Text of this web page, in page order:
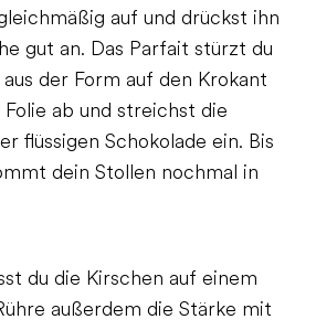
auf und drückst ihn
gut an. Das Parfait stürzt du
der Form auf den Krokant
ab und streichst die
flüssigen Schokolade ein. Bis
dein Stollen nochmal in
du die Kirschen auf einem
außerdem die Stärke mit